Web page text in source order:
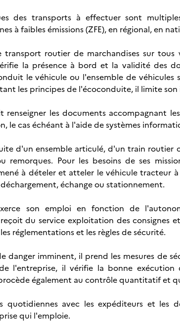
des transports à effectuer sont
à faibles émissions (ZFE), en régional, en
transport routier de marchandises sur
la présence à bord et la validité des
le véhicule ou l'ensemble de véhicules
les principes de l'écoconduite, il limite
renseigner les documents accompagnant
le cas échéant à l'aide de systèmes
d'un ensemble articulé, d'un train
remorques. Pour les besoins de ses
à dételer et atteler le véhicule tracteur
échange ou stationnement.
son emploi en fonction de
du service exploitation des consignes
réglementations et les règles de sécurité.
danger imminent, il prend les mesures de
l'entreprise, il vérifie la bonne
également au contrôle quantitatif et
quotidiennes avec les expéditeurs et les
qui l'emploie.